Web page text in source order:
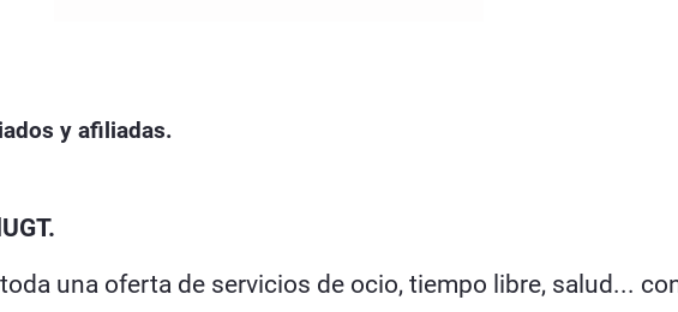
y afiliadas.
una oferta de servicios de ocio, tiempo libre, salud...